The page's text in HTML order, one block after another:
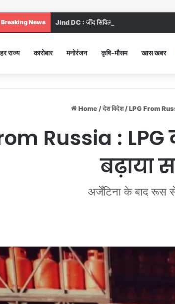
Breaking News Jind DC : जींद सिविल अस्पताल में गंदगी देख
राज्य कारोबार मनोरंजन कृषि-मौसम खास खबर
Home /देश विदेश /LPG From
Russia :
बढ़ाया
अर्जेंटिना के बाद रूस